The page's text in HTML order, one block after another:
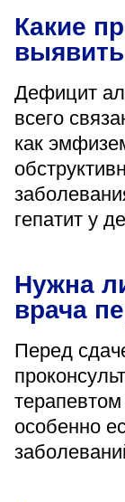
08:00–15:45
+7
Какие
Дефицит
всего
как
гепатит у
Нужна
врача
Перед
особенно